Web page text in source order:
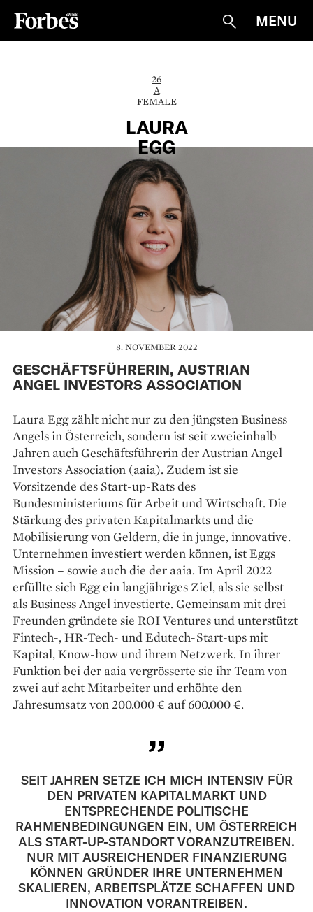
Suche
MENU
26
A
FEMALE
LAURA
EGG
8. NOVEMBER 2022
GESCHÄFTSFÜHRERIN, AUSTRIAN
ANGEL INVESTORS ASSOCIATION
Laura Egg zählt nicht nur zu den jüngsten Business
Angels in Österreich, sondern ist seit zweieinhalb
Jahren auch Geschäftsführerin der Austrian Angel
Investors Association (aaia). Zudem ist sie
Vorsitzende des Start-up-Rats des
Bundesministeriums für Arbeit und Wirtschaft. Die
Stärkung des privaten Kapitalmarkts und die
Mobilisierung von Geldern, die in junge, innovative.
Unternehmen investiert werden können, ist Eggs
Mission – sowie auch die der aaia. Im April 2022
erfüllte sich Egg ein langjähriges Ziel, als sie selbst
als Business Angel investierte. Gemeinsam mit drei
Freunden gründete sie ROI Ventures und unterstützt
Fintech-, HR-Tech- und Edutech-Start-ups mit
Kapital, Know-how und ihrem Netzwerk. In ihrer
Funktion bei der aaia vergrösserte sie ihr Team von
zwei auf acht Mitarbeiter und erhöhte den
Jahresumsatz von 200.000 € auf 600.000 €.
SEIT JAHREN SETZE ICH MICH INTENSIV FÜR
DEN PRIVATEN KAPITALMARKT UND
ENTSPRECHENDE POLITISCHE
RAHMENBEDINGUNGEN EIN, UM ÖSTERREICH
ALS START-UP-STANDORT VORANZUTREIBEN.
NUR MIT AUSREICHENDER FINANZIERUNG
KÖNNEN GRÜNDER IHRE UNTERNEHMEN
SKALIEREN, ARBEITSPLÄTZE SCHAFFEN UND
INNOVATION VORANTREIBEN.